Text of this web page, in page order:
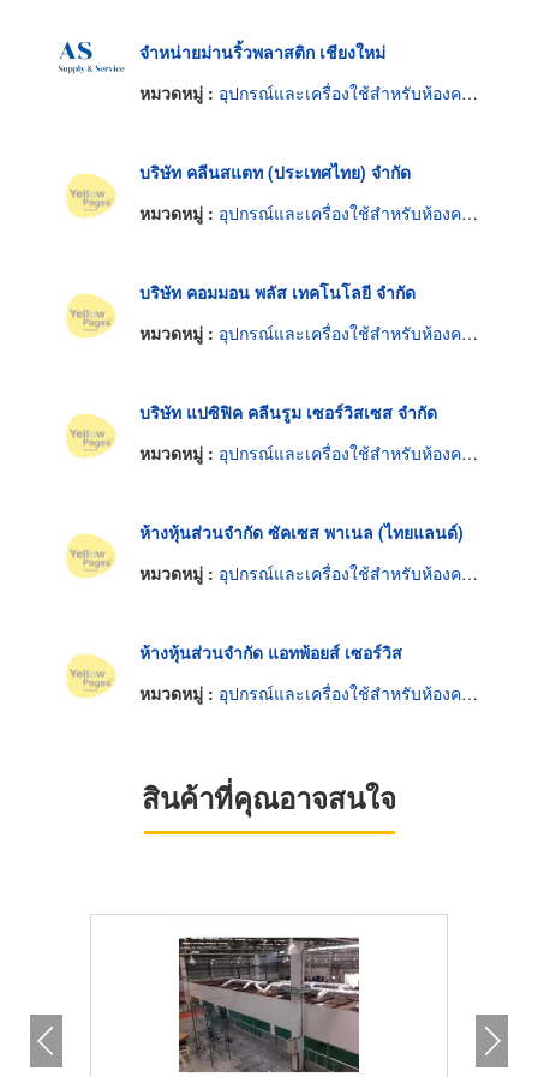
จำหน่ายม่านริ้วพลาสติก เชียงใหม่
หมวดหมู่ : อุปกรณ์และเครื่องใช้สำหรับห้องควบคุมความสะอาด
บริษัท คลีนสแตท (ประเทศไทย) จำกัด
หมวดหมู่ : อุปกรณ์และเครื่องใช้สำหรับห้องควบคุมความสะอาด
บริษัท คอมมอน พลัส เทคโนโลยี จำกัด
หมวดหมู่ : อุปกรณ์และเครื่องใช้สำหรับห้องควบคุมความสะอาด
บริษัท แปซิฟิค คลีนรูม เซอร์วิสเซส จำกัด
หมวดหมู่ : อุปกรณ์และเครื่องใช้สำหรับห้องควบคุมความสะอาด
ห้างหุ้นส่วนจำกัด ซัคเซส พาเนล (ไทยแลนด์)
หมวดหมู่ : อุปกรณ์และเครื่องใช้สำหรับห้องควบคุมความสะอาด
ห้างหุ้นส่วนจำกัด แอทพ้อยส์ เซอร์วิส
หมวดหมู่ : อุปกรณ์และเครื่องใช้สำหรับห้องควบคุมความสะอาด
สินค้าที่คุณอาจสนใจ